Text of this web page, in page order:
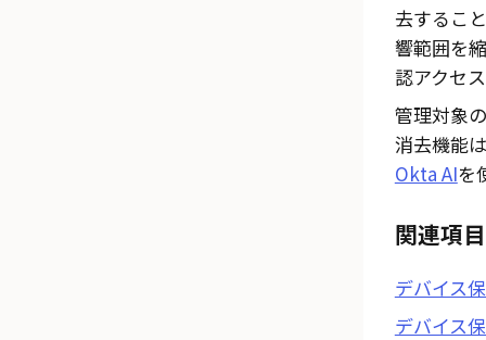
去するこ
響範囲を
認アクセ
管理対象
消去機能
Okta AIを
関連項目
デバイス
デバイス